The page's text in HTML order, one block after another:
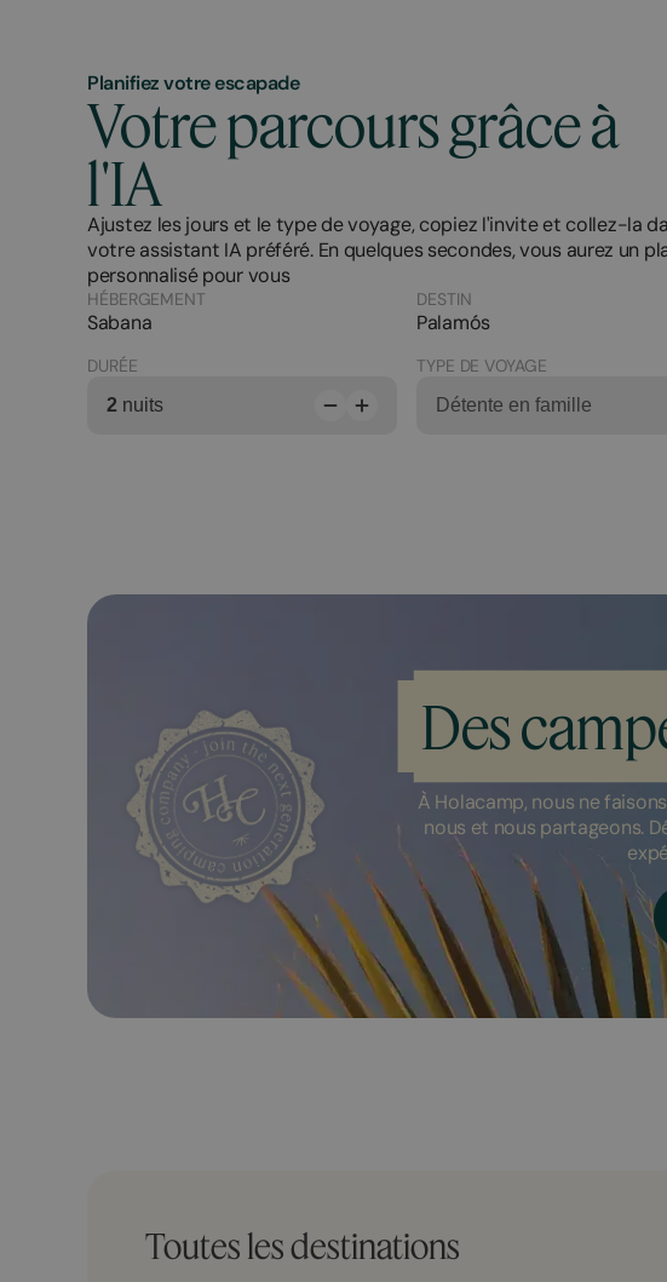
Planifiez votre escapade
Votre parcours grâce à
l'IA
Ajustez les jours et le type de voyage, copiez l'invite et collez-la
votre assistant IA préféré. En quelques secondes, vous aurez un
personnalisé pour vous
HÉBERGEMENT
Sabana
DESTIN
Palamós
DURÉE
2 nuits
TYPE DE VOYAGE
Détente en famille
Des
À Holacamp, nous ne
nous et nous partageons.
Toutes les destinations